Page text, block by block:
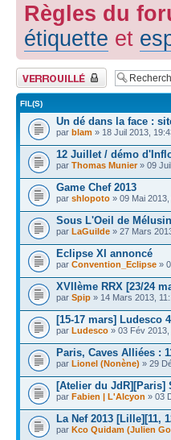
Règles du
étiquette et
Forum verrouillé
FIL(S)
Un dé dans la face :
par blam » 18 Juil 2013,
12 Juillet / démo
par Thomas Munier» 09
Game Chef 2013
par shlopoto » 09 Mai
Sous L'Oeil de
par LaGuilde » 27 Mars
Eclipse XI annoncé
par Convention_Eclipse »
XVIIème RRX [23/24
par Spip » 14 Mars 2013,
[15-17 mars] Ludesco 4
par Ludesco » 03 Fév 2013,
Paris, Caves Alliées :
par Lionel (Nonène) » 29
[Atelier du JdR][Paris]
par Fabien | L'Alcyon » 03
La Nef 2013 [Lille][11,
par Kco Quidam (Julien